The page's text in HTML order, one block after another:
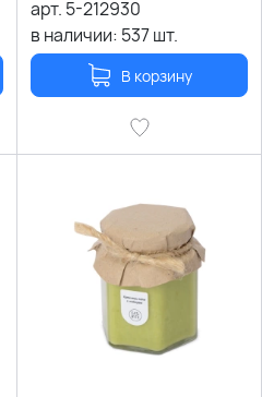
арт. 5-212930
в наличии: 537шт.
В корзину